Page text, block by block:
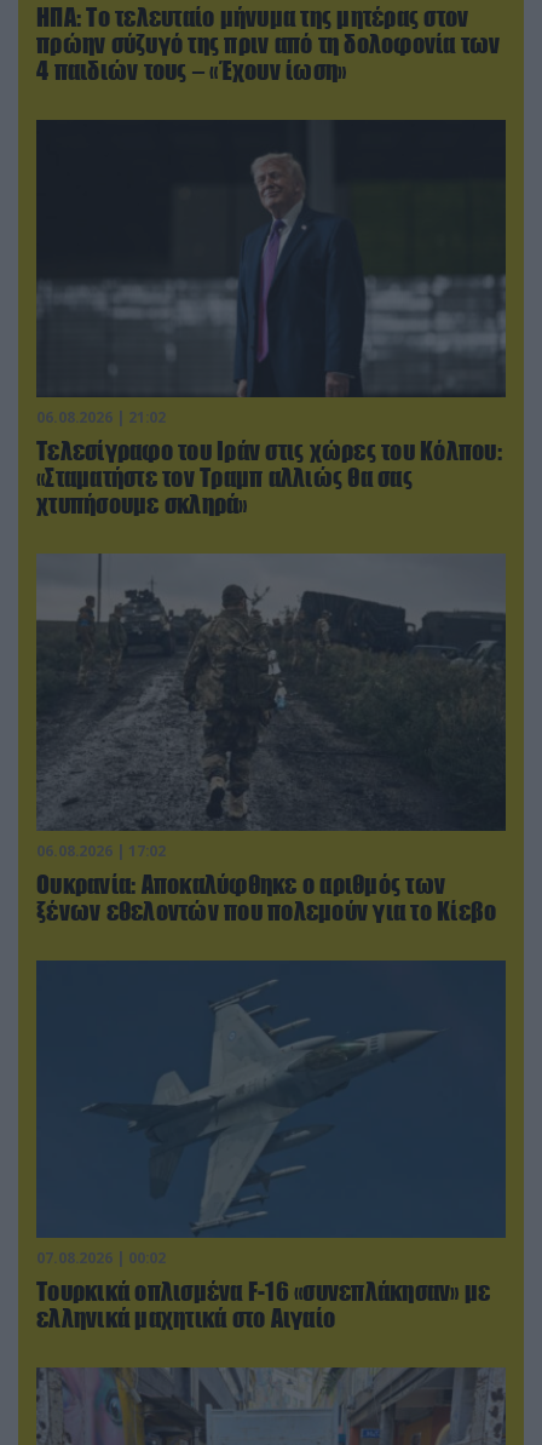
ΗΠΑ: Το τελευταίο μήνυμα της μητέρας στον
πρώην σύζυγό της πριν από τη δολοφονία των
4 παιδιών τους – «Έχουν ίωση»
06.08.2026 | 21:02
Τελεσίγραφο του Ιράν στις χώρες του Κόλπου:
«Σταματήστε τον Τραμπ αλλιώς θα σας
χτυπήσουμε σκληρά»
06.08.2026 | 17:02
Ουκρανία: Αποκαλύφθηκε ο αριθμός των
ξένων εθελοντών που πολεμούν για το Κίεβο
07.08.2026 | 00:02
Τουρκικά οπλισμένα F-16 «συνεπλάκησαν» με
ελληνικά μαχητικά στο Αιγαίο